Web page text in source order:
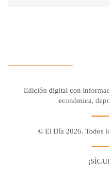
Edición digital con
económica,
© El Día 2026. Todos